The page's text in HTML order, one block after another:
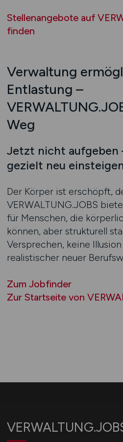
Stellenangebote auf
finden
Verwaltung
Entlastung –
Weg
Jetzt nicht aufgeben
gezielt neu
Der Körper ist erschöpft,
VERWALTUNG.JOBS
für Menschen, die
können, aber strukturell
Versprechen, keine
realistischer neuer
Zum Jobfinder
Zur Startseite von